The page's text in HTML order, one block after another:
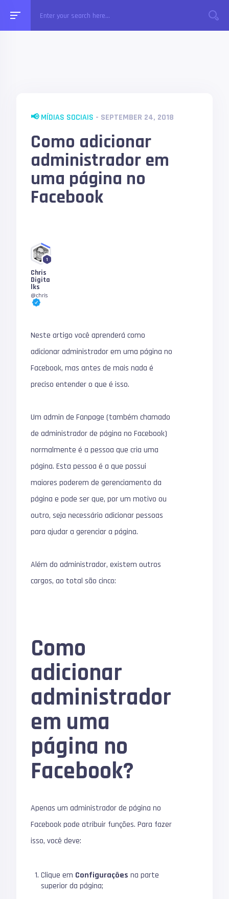
📢 MÍDIAS SOCIAIS - SEPTEMBER 24, 2018
Como adicionar
administrador em
uma página no
Facebook
1
Chris
Digita
lks
@chris
Neste artigo você aprenderá como
adicionar administrador em uma página no
Facebook, mas antes de mais nada é
preciso entender o que é isso.
Um admin de Fanpage (também chamado
de administrador de página no Facebook)
normalmente é a pessoa que cria uma
página. Esta pessoa é a que possui
maiores poderem de gerenciamento da
página e pode ser que, por um motivo ou
outro, seja necessário adicionar pessoas
para ajudar a gerenciar a página.
Além do administrador, existem outros
cargos, ao total são cinco:
Como
adicionar
administrador
em uma
página no
Facebook?
Apenas um administrador de página no
Facebook pode atribuir funções. Para fazer
isso, você deve:
Clique em Configurações na parte
superior da página;